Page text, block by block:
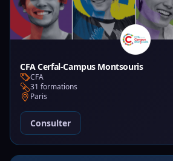
CFA Cerfal-Campus Montsouris
CFA
31 formations
Paris
Consulter